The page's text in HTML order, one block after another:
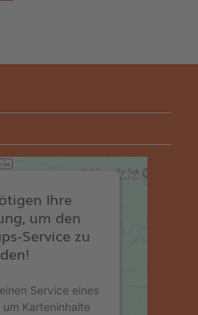
Ihre
um den
Service zu
Service eines
Karteninhalte